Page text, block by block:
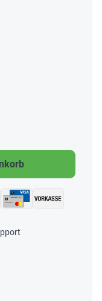
oder